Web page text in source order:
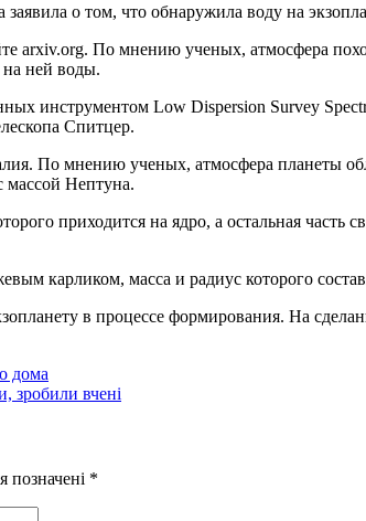
о том, что обнаружила воду на
arxiv.org. По мнению ученых, атмосфера
на ней воды.
инструментом Low Dispersion Survey
Спитцер.
По мнению ученых, атмосфера планеты
массой Нептуна.
приходится на ядро, а остальная часть
карликом, масса и радиус которого
в процессе формирования. На
дома
зробили вчені
позначені *